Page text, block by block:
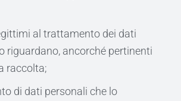
al trattamento dei dati
riguardano, ancorché pertinenti
raccolta;
di dati personali che lo